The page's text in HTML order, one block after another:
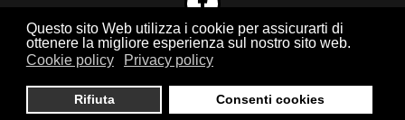
Questo sito Web utilizza i cookie per assicurarti di
ottenere la migliore esperienza sul nostro sito web.
Cookie policy
Privacy policy
Rifiuta Consenti cookies
© 2026 Globo Utenti | Design & Developers byPubblipro